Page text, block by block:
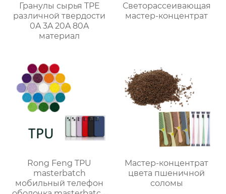
Гранулы сырья TPE
различной твердости
0A 3A 20A 80A
материал
Светорассеивающая
мастер-концентрат
Rong Feng TPU
masterbatch
мобильный телефон
Мастер-концентрат
цвета пшеничной
соломы